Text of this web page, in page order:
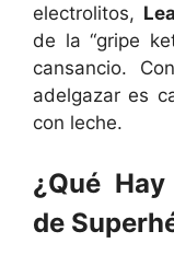
electrolitos,
de la “gripe
cansancio.
adelgazar es
con leche.
¿Qué
de